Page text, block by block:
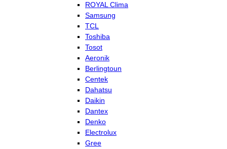
ROYAL Clima
Samsung
TCL
Toshiba
Tosot
Aeronik
Berlingtoun
Centek
Dahatsu
Daikin
Dantex
Denko
Electrolux
Gree